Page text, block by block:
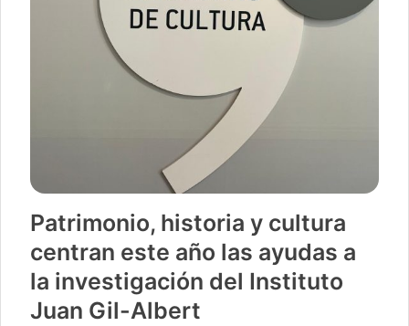
Patrimonio, historia y cultura
centran este año las ayudas a
la investigación del Instituto
Juan Gil-Albert